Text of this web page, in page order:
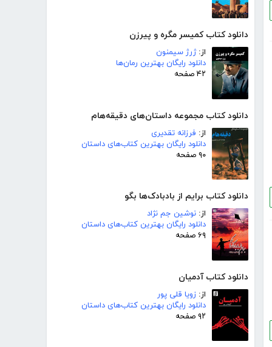
دانلود کتاب کمیسر مگره و پیرزن
از:ژرژ سیمنون
دانلود رایگان بهترین رمان‌ها
۴۲ صفحه
دانلود کتاب مجموعه داستان‌های دقیقه‌هام
از: فرزانه تقدیری
دانلود رایگان بهترین کتاب‌های داستان
۹۰ صفحه
دانلود کتاب برایم از بادبادک‌ها بگو
از: نوشین جم نژاد
دانلود رایگان بهترین کتاب‌های داستان
۶۹ صفحه
دانلود کتاب آدمیان
از: زویا قلی پور
دانلود رایگان بهترین کتاب‌های داستان
۹۲ صفحه